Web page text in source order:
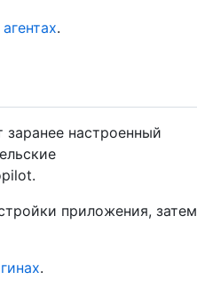
.
настроенный
приложения, затем
.